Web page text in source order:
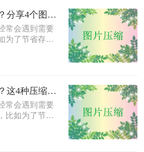
户根据实际需
。
图片压缩怎么压缩？分享4个图片压缩方法！
常会遇到需要
为了节省存储
度或减少文件
缩怎么压缩
。
图片如何压缩大小？这4种压缩方法请务必学会！
常会遇到需要
比如为了节省
载速度或减少
片如何压缩大